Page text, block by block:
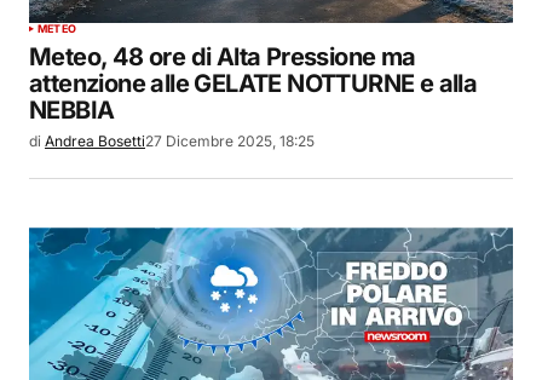
METEO
Meteo, 48 ore di Alta Pressione ma
attenzione alle GELATE NOTTURNE e alla
NEBBIA
di Andrea Bosetti27 Dicembre 2025, 18:25